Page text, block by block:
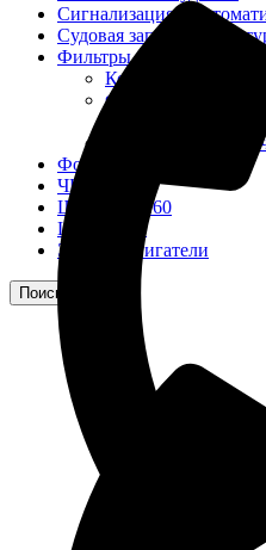
Сигнализация и
Судовая запорная
Фильтры и
Корпусы
Фильтрующие
Фильтры
Фонари
ЧН 25/34
Шкода 6S-160
Шкода-275
Электродвигатели
Поиск